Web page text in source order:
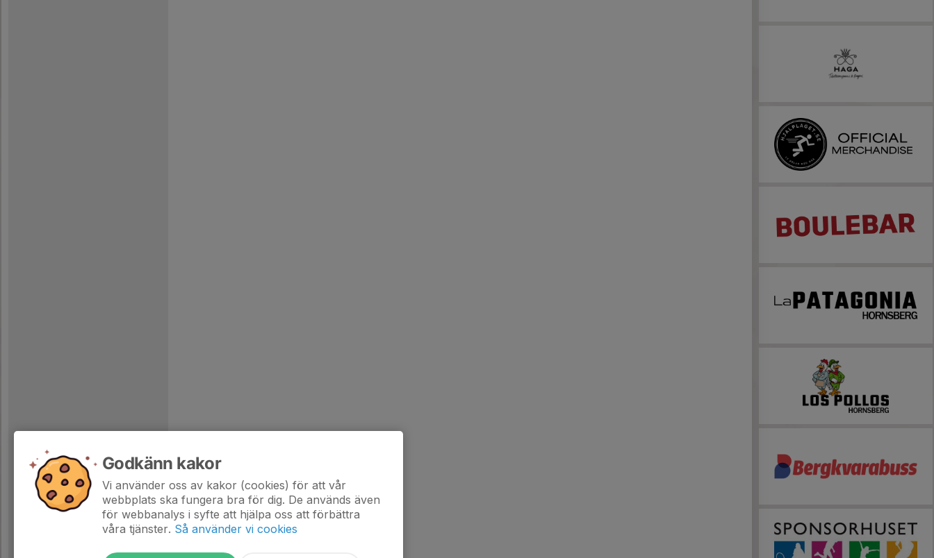
Godkänn kakor
Vi använder oss av kakor (cookies) för att vår
webbplats ska fungera bra för dig. De används även
för webbanalys i syfte att hjälpa oss att förbättra
våra tjänster. Så använder vi cookies